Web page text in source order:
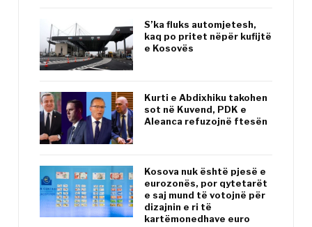
S’ka fluks automjetesh,
kaq po pritet nëpër kufijtë
e Kosovës
Kurti e Abdixhiku takohen
sot në Kuvend, PDK e
Aleanca refuzojnë ftesën
Kosova nuk është pjesë e
eurozonës, por qytetarët
e saj mund të votojnë për
dizajnin e ri të
kartëmonedhave euro